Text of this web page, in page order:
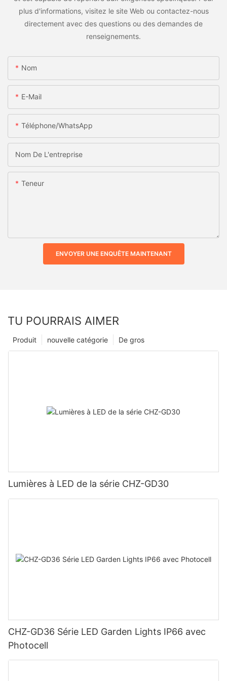
plus d'informations, visitez le site Web ou contactez-nous
directement avec des questions ou des demandes de
renseignements.
Nom
E-Mail
Téléphone/WhatsApp
Nom De L'entreprise
Teneur
ENVOYER UNE ENQUÊTE MAINTENANT
TU POURRAIS AIMER
De gros
nouvelle catégorie
Produit
Lumières à LED de la série CHZ-GD30
CHZ-GD36 Série LED Garden Lights IP66 avec
Photocell